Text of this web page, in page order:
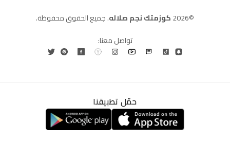
©2026 كوزمتك نجم صلاله. جميع الحقوق محفوظة.
تواصل معنا:
حمّل تطبيقنا